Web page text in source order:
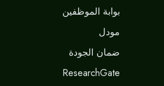
بوابة الموظفين
مودل
ضمان الجودة
ResearchGate